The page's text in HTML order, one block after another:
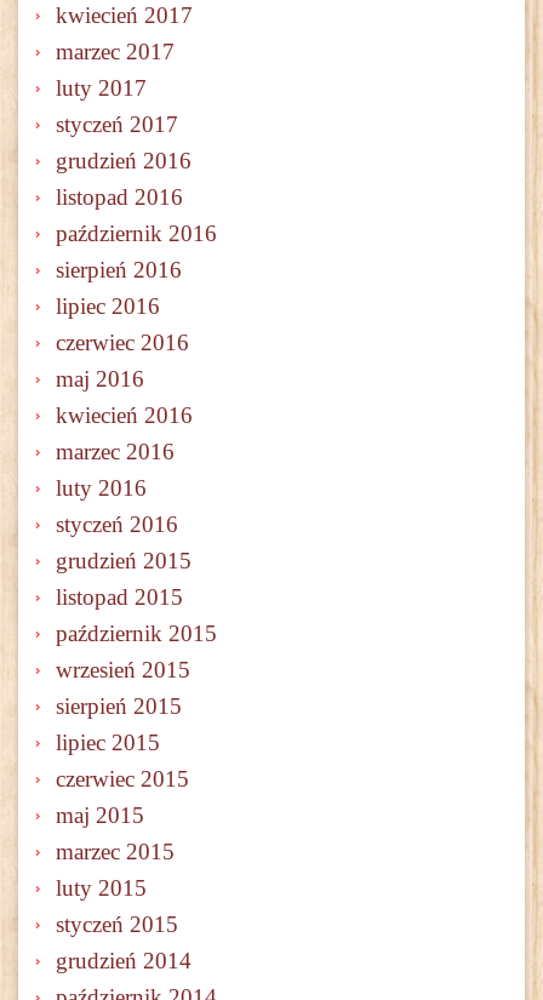
kwiecień 2017
marzec 2017
luty 2017
styczeń 2017
grudzień 2016
listopad 2016
październik 2016
sierpień 2016
lipiec 2016
czerwiec 2016
maj 2016
kwiecień 2016
marzec 2016
luty 2016
styczeń 2016
grudzień 2015
listopad 2015
październik 2015
wrzesień 2015
sierpień 2015
lipiec 2015
czerwiec 2015
maj 2015
marzec 2015
luty 2015
styczeń 2015
grudzień 2014